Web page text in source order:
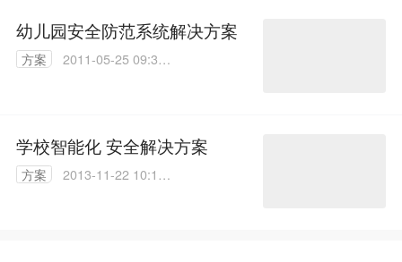
幼儿园安全防范系统解决方案
方案
2011-05-25 09:32:
学校智能化 安全解决方案
方案
2013-11-22 10:19: